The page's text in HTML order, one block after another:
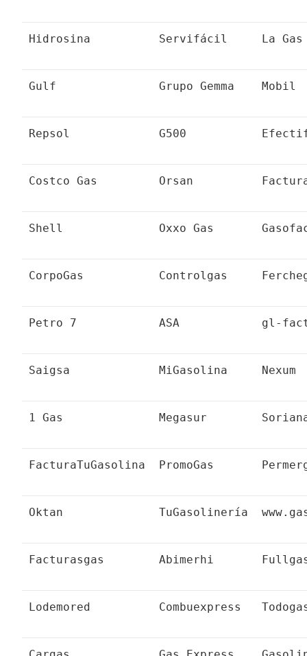
Hidrosina Servifácil La Gas
Gulf Grupo Gemma Mobil
Repsol G500
Costco Gas Orsan
Shell Oxxo Gas
CorpoGas Controlgas
Petro 7 ASA gl-
Saigsa MiGasolina Nexum
1 Gas Megasur
FacturaTuGasolina PromoGas
Oktan TuGasolinería
Facturasgas Abimerhi
Lodemored Combuexpress